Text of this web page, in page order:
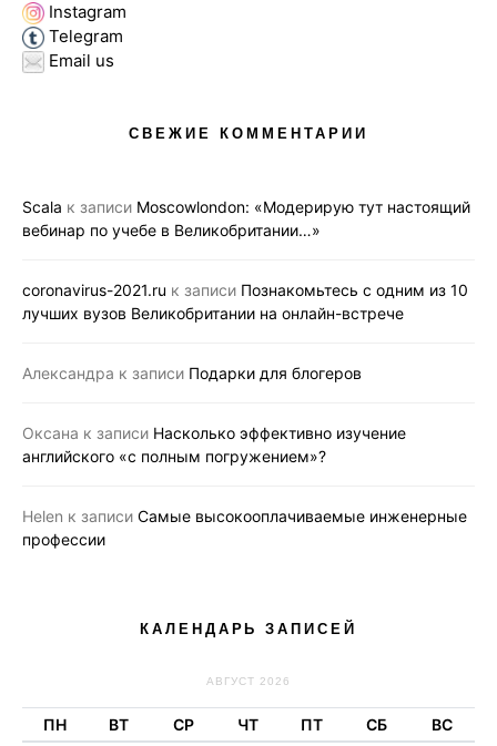
Instagram
Telegram
Email us
СВЕЖИЕ КОММЕНТАРИИ
Scala к записи Moscowlondon: «Модерирую тут настоящий
вебинар по учебе в Великобритании…»
coronavirus-2021.ru к записи Познакомьтесь с одним из 10
лучших вузов Великобритании на онлайн-встрече
Александра к записи Подарки для блогеров
Оксана к записи Насколько эффективно изучение
английского «с полным погружением»?
Helen к записи Самые высокооплачиваемые инженерные
профессии
КАЛЕНДАРЬ ЗАПИСЕЙ
АВГУСТ 2026
ПН ВТ СР ЧТ ПТ СБ ВС